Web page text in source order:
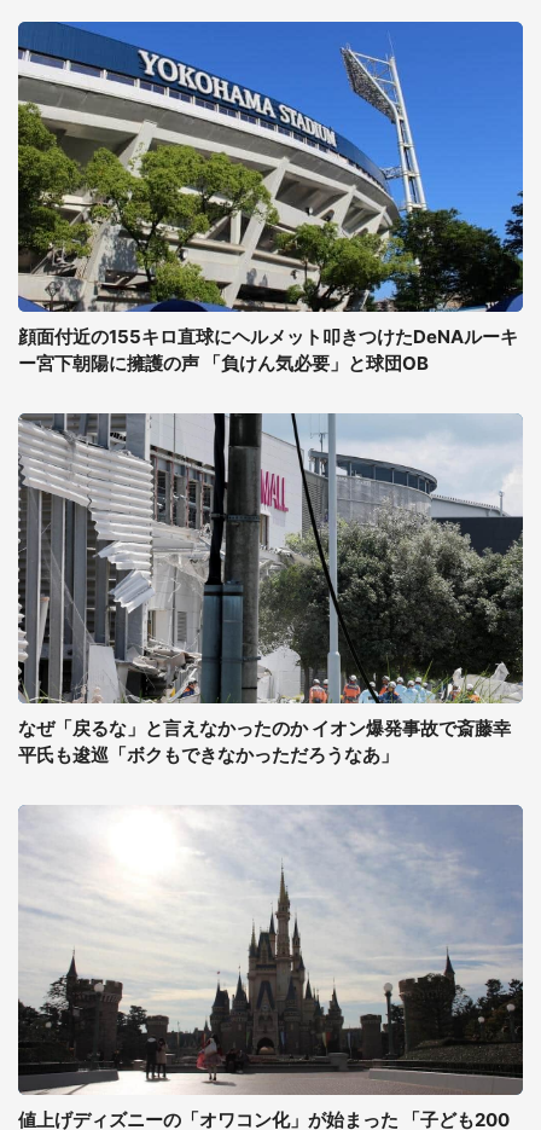
顔面付近の155キロ直球にヘルメット叩きつけたDeNAルーキ
ー宮下朝陽に擁護の声 「負けん気必要」と球団OB
なぜ「戻るな」と言えなかったのか イオン爆発事故で斎藤幸
平氏も逡巡「ボクもできなかっただろうなあ」
値上げディズニーの「オワコン化」が始まった 「子ども200